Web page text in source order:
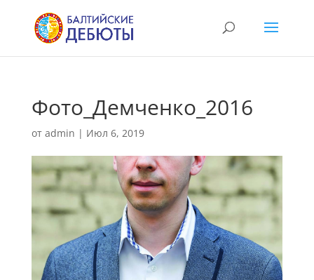
Фото_Демченко_2016
от admin | Июл 6, 2019